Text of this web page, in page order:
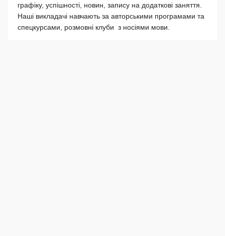
графіку, успішності, новин, запису на додаткові заняття.
Наші викладачі навчають за авторськими програмами та
спецкурсами, розмовні клуби з носіями мови.